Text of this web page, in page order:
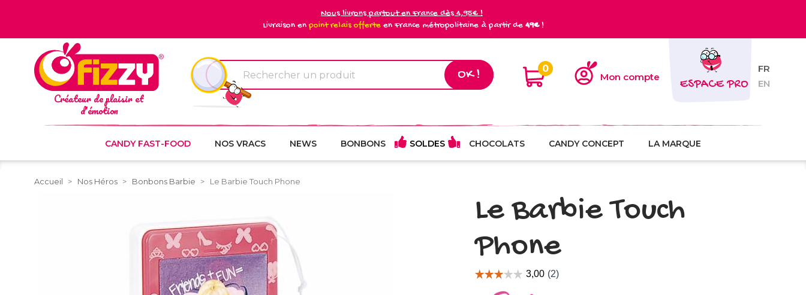
Nous livrons partout en France dès 4,95€ !
Livraison enpoint relais offerteen France métropolitaine à partir de49€!
Créateur de plaisir et
d'émotion
OK ! 0
Mon compte
ESPACE PRO
FR
EN
CANDY FAST-FOOD NOS VRACS NEWS BONBONS SOLDES CHOCOLATS CANDY CONCEPT LA MARQUE
Accueil Nos Héros Bonbons Barbie Le Barbie Touch Phone
Le Barbie Touch
Phone